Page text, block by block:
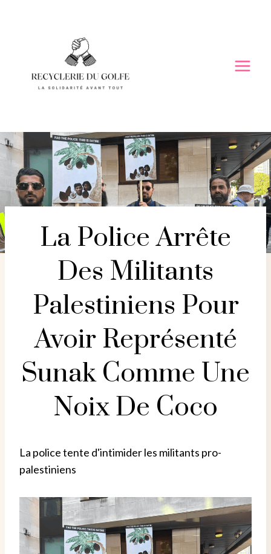
La Police Arrête
Des Militants
Palestiniens Pour
Avoir Représenté
Sunak Comme Une
Noix De Coco
La police tente d'intimider les militants pro-
palestiniens